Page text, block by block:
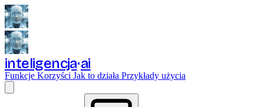
inteligencja ai
Funkcje Korzyści Jak to działa Przykłady użycia